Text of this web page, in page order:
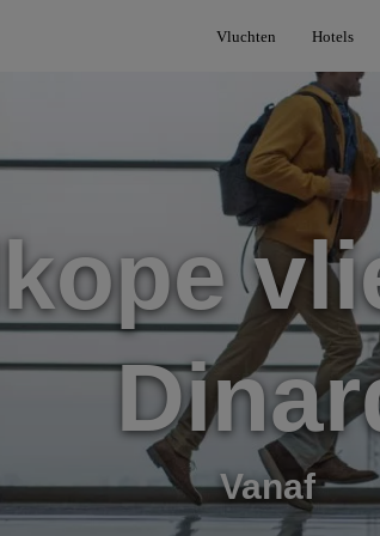
Vluchten Hotels
Vanaf